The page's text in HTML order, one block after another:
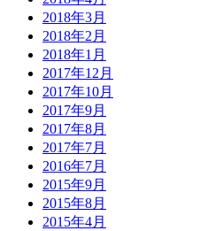
2018年3月
2018年2月
2018年1月
2017年12月
2017年10月
2017年9月
2017年8月
2017年7月
2016年7月
2015年9月
2015年8月
2015年4月